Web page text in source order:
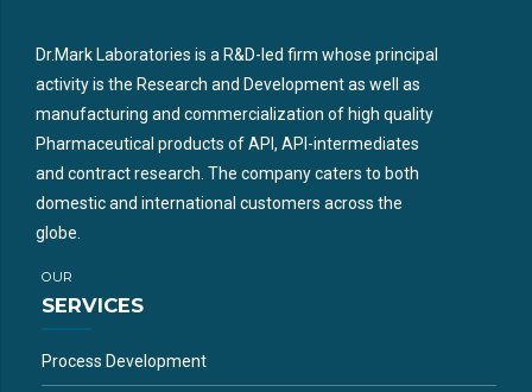
Dr.Mark Laboratories is a R&D-led firm whose principal
activity is the Research and Development as well as
manufacturing and commercialization of high quality
Pharmaceutical products of API, API-intermediates
and contract research. The company caters to both
domestic and international customers across the
globe.
OUR
SERVICES
Process Development